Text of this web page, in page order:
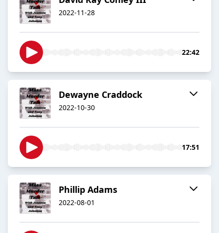
2022-11-28
22:42
Dewayne Craddock
2022-10-30
17:51
Phillip Adams
2022-08-01